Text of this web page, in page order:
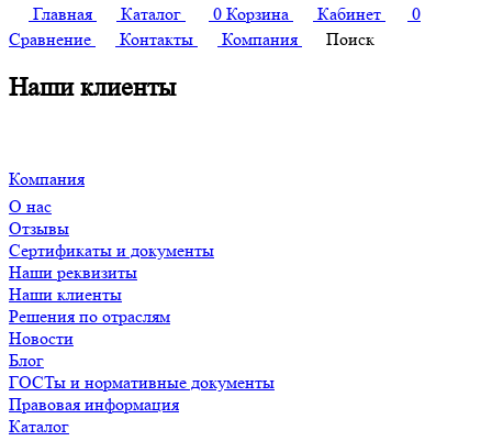
Главная
Каталог 0 Корзина Кабинет
0
Сравнение
Контакты Компания Поиск
Наши клиенты
Компания
О нас
Отзывы
Сертификаты и документы
Наши реквизиты
Наши клиенты
Решения по отраслям
Новости
Блог
ГОСТы и нормативные документы
Правовая информация
Каталог